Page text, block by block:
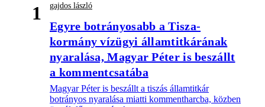
1 gajdos lászló
Egyre botrányosabb a Tisza-
kormány vízügyi államtitkárának
nyaralása, Magyar Péter is beszállt
a kommentcsatába
Magyar Péter is beszállt a tiszás államtitkár
botrányos nyaralása miatti kommentharcba, közben